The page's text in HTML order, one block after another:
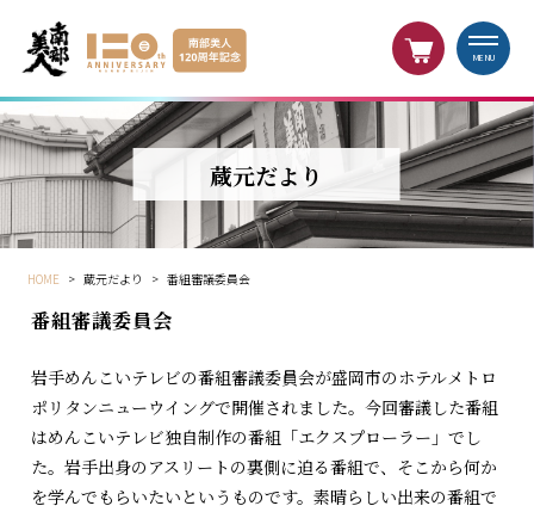
MENU
蔵元だより
HOME > 蔵元だより > 番組審議委員会
番組審議委員会
岩手めんこいテレビの番組審議委員会が盛岡市のホテルメトロ
ポリタンニューウイングで開催されました。今回審議した番組
はめんこいテレビ独自制作の番組「エクスプローラー」でし
た。岩手出身のアスリートの裏側に迫る番組で、そこから何か
を学んでもらいたいというものです。素晴らしい出来の番組で